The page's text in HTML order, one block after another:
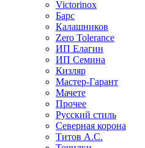
Victorinox
Барс
Калашников
Zero Tolerance
ИП Елагин
ИП Семина
Кизляр
Мастер-Гарант
Мачете
Прочее
Русский стиль
Северная корона
Титов А.С.